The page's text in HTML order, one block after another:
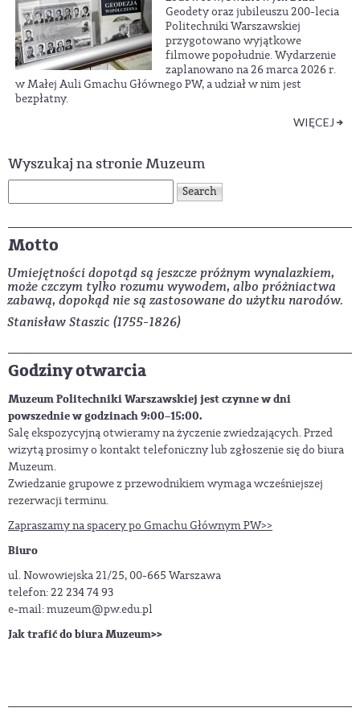
Geodety oraz jubileuszu 200-lecia
Politechniki Warszawskiej
przygotowano wyjątkowe
filmowe popołudnie. Wydarzenie
zaplanowano na 26 marca 2026 r.
w Małej Auli Gmachu Głównego PW, a udział w nim jest
bezpłatny.
WIĘCEJ
Wyszukaj na stronie Muzeum
Motto
Umiejętności dopotąd są jeszcze próżnym wynalazkiem,
może czczym tylko rozumu wywodem, albo próżniactwa
zabawą, dopokąd nie są zastosowane do użytku narodów.
Stanisław Staszic (1755-1826)
Godziny otwarcia
Muzeum Politechniki Warszawskiej jest czynne w dni
powszednie w godzinach 9:00–15:00.
Salę ekspozycyjną otwieramy na życzenie zwiedzających. Przed
wizytą prosimy o kontakt telefoniczny lub zgłoszenie się do biura
Muzeum.
Zwiedzanie grupowe z przewodnikiem wymaga wcześniejszej
rezerwacji terminu.
Zapraszamy na spacery po Gmachu Głównym PW>>
Biuro
ul. Nowowiejska 21/25, 00-665 Warszawa
telefon: 22 234 74 93
e-mail:muzeum@pw.edu.pl
Jak trafić do biura Muzeum>>